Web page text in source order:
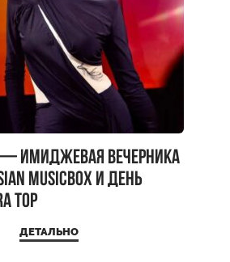
— имиджевая вечерника
MUSICBOX и день
Top
ДЕТАЛЬНО